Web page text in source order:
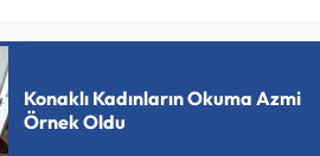
Konaklı Kadınların Okuma Azmi
Örnek Oldu